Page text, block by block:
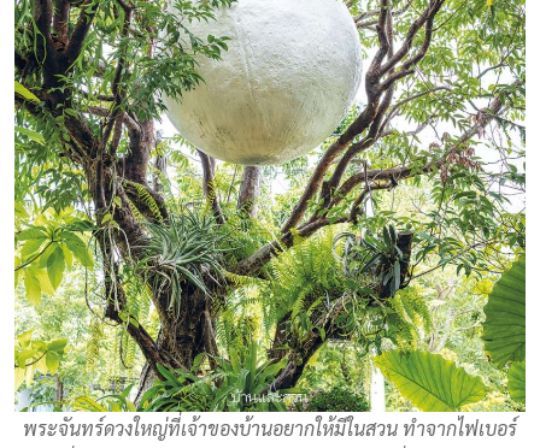
พระจันทร์ดวงใหญ่ที่เจ้าของบ้านอยากให้มีในสวน ทำจากไฟเบอร์